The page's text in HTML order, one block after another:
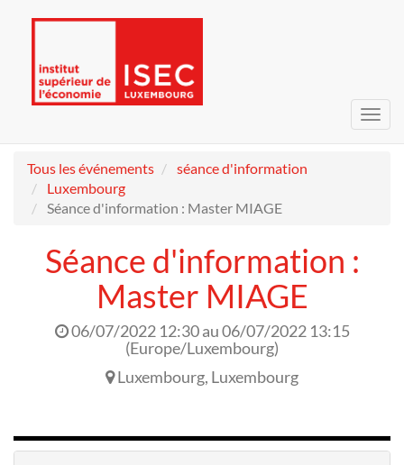
Tous les événements
séance d'information
Luxembourg
Séance d'information : Master MIAGE
Séance d'information :
Master MIAGE
06/07/2022 12:30au06/07/2022 13:15
(Europe/Luxembourg)
Luxembourg, Luxembourg